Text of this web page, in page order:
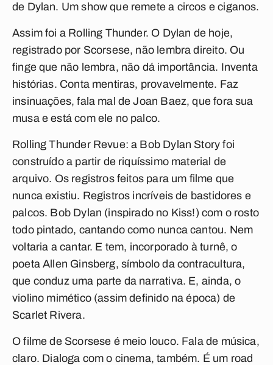
de Dylan. Um show que remete a circos e ciganos.
Assim foi a Rolling Thunder. O Dylan de hoje,
registrado por Scorsese, não lembra direito. Ou
finge que não lembra, não dá importância. Inventa
histórias. Conta mentiras, provavelmente. Faz
insinuações, fala mal de Joan Baez, que fora sua
musa e está com ele no palco.
Rolling Thunder Revue: a Bob Dylan Story foi
construído a partir de riquíssimo material de
arquivo. Os registros feitos para um filme que
nunca existiu. Registros incríveis de bastidores e
palcos. Bob Dylan (inspirado no Kiss!) com o rosto
todo pintado, cantando como nunca cantou. Nem
voltaria a cantar. E tem, incorporado à turnê, o
poeta Allen Ginsberg, símbolo da contracultura,
que conduz uma parte da narrativa. E, ainda, o
violino mimético (assim definido na época) de
Scarlet Rivera.
O filme de Scorsese é meio louco. Fala de música,
claro. Dialoga com o cinema, também. É um road